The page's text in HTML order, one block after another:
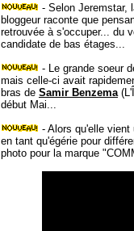
- Selon Jeremstar,
bloggeur raconte que
retrouvée à s'occuper... du
candidate de bas étages...
- Le grande soeur
mais celle-ci avait
bras de Samir Benzema
début Mai...
- Alors qu'elle vient
en tant qu'égérie pour
photo pour la marque